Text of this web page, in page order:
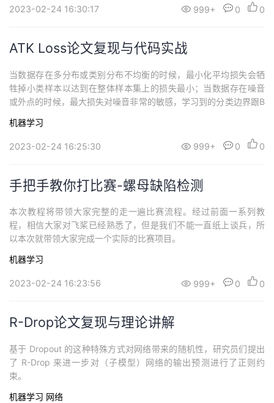
2023-02-24 16:30:17 999+ 0 0
ATK Loss论文复现与代码实战
当数据存在多分布或类别分布不均衡的时候，最小化平均损失会牺
牲掉小类样本以达到在整体样本集上的损失最小；当数据存在噪音
或外点的时候，最大损失对噪音非常的敏感，学习到的分类边界跟B
0），可以更好的保护小类样本，并且其相对于最大损失而言对噪音
更加鲁棒。
机器学习
2023-02-24 16:25:30 999+ 0 0
手把手教你打比赛-螺母缺陷检测
本次教程将带领大家完整的走一遍比赛流程。经过前面一系列教
程，相信大家对飞桨已经熟悉了，但是我们不能一直纸上谈兵，所
以本次就带领大家完成一个实际的比赛项目。
机器学习
2023-02-24 16:23:56 999+ 0 0
R-Drop论文复现与理论讲解
基于 Dropout 的这种特殊方式对网络带来的随机性，研究员们提出
了 R-Drop 来进一步对（子模型）网络的输出预测进行了正则约
束。
机器学习 网络